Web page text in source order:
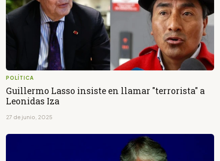
POLÍTICA
Guillermo Lasso insiste en llamar "terrorista" a
Leonidas Iza
27 de junio, 2025